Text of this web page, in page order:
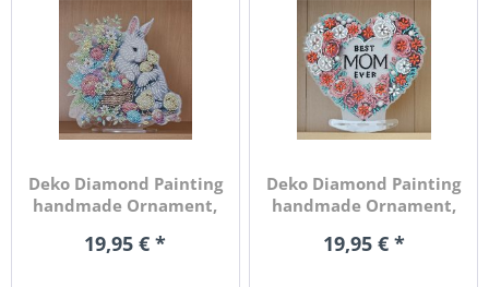
Deko Diamond Painting
handmade Ornament,
19,95 € *
Deko Diamond Painting
handmade Ornament,
19,95 € *